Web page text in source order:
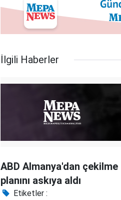
İlgili Haberler
ABD Almanya'dan çekilme
planını askıya aldı
Etiketler :